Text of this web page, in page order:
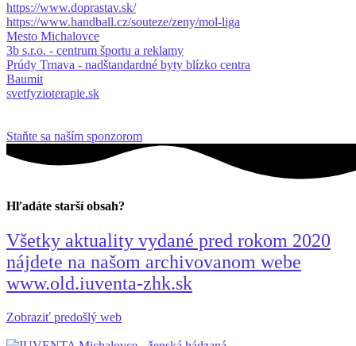
https://www.doprastav.sk/
https://www.handball.cz/souteze/zeny/mol-liga
Mesto Michalovce
3b s.r.o. - centrum športu a reklamy
Prúdy Trnava - nadštandardné byty blízko centra
Baumit
svetfyzioterapie.sk
Staňte sa naším sponzorom
Hľadáte starší obsah?
Všetky aktuality vydané pred rokom 2020
nájdete na našom archivovanom webe
www.old.iuventa-zhk.sk
Zobraziť predošlý web